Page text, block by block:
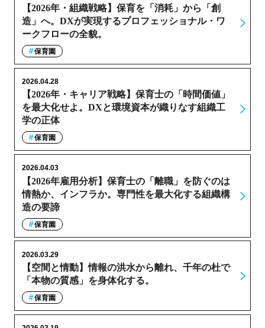
【2026年・組織戦略】保育を「消耗」から「創
造」へ。DXが実現するプロフェッショナル・ワ
ークフローの全貌。
保育園
【2026年・キャリア戦略】保育士の「時間価値」
を最大化せよ。DXと環境資本が織りなす組織工
学の正体
2026.04.28
保育園
【2026年雇用分析】保育士の「離職」を防ぐのは
情熱か、インフラか。専門性を最大化する組織構
造の要諦
2026.04.03
保育園
【空間と情動】情報の洪水から離れ、千年の杜で
「本物の質感」を身体化する。
2026.03.29
保育園